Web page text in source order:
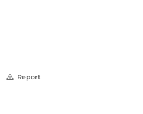
Report